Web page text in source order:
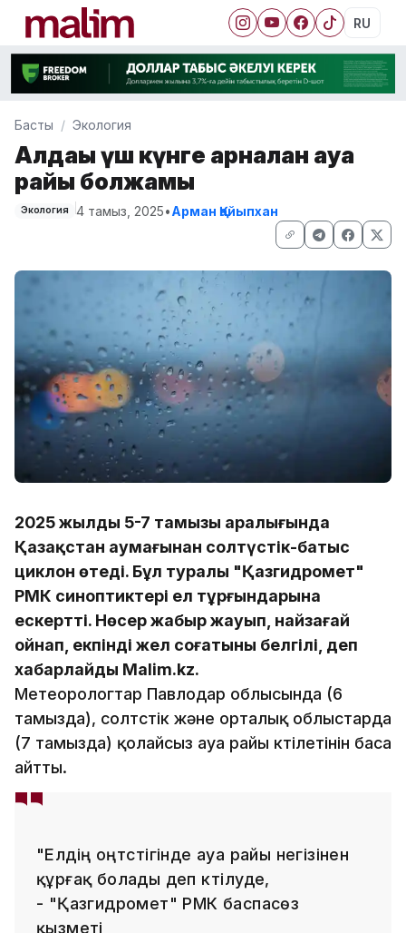
RU
Басты Экология
Алдағы үш күнге арналған ауа
райы болжамы
Экология 4 тамыз, 2025•Арман Қайыпхан
2025 жылдың 5-7 тамызы аралығында
Қазақстан аумағынан солтүстік-батыс
циклон өтеді. Бұл туралы "Қазгидромет"
РМК синоптиктері ел тұрғындарына
ескертті. Нөсер жаңбыр жауып, найзағай
ойнап, екпінді жел соғатыны белгілі, деп
хабарлайды Malim.kz.
Метеорологтар Павлодар облысында (6
тамызда), солтүстік және орталық облыстарда
(7 тамызда) қолайсыз ауа райы күтілетінін баса
айтты.
"Елдің оңтүстігінде ауа райы негізінен
құрғақ болады деп күтілуде,
- "Қазгидромет" РМК баспасөз
қызметі